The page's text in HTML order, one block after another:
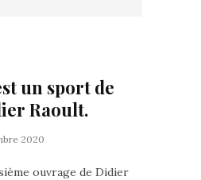
un sport de
Raoult.
2020
ouvrage de Didier